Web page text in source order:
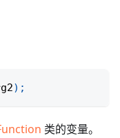
) ;
类的变量。